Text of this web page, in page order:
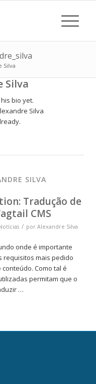
Silva
Silva
bio yet.
Silva
SILVA
Tradução de
CMS
/ por Alexandre Silva
onde é importante
requisitos mais pedido
Como tal é
permitam que o
…